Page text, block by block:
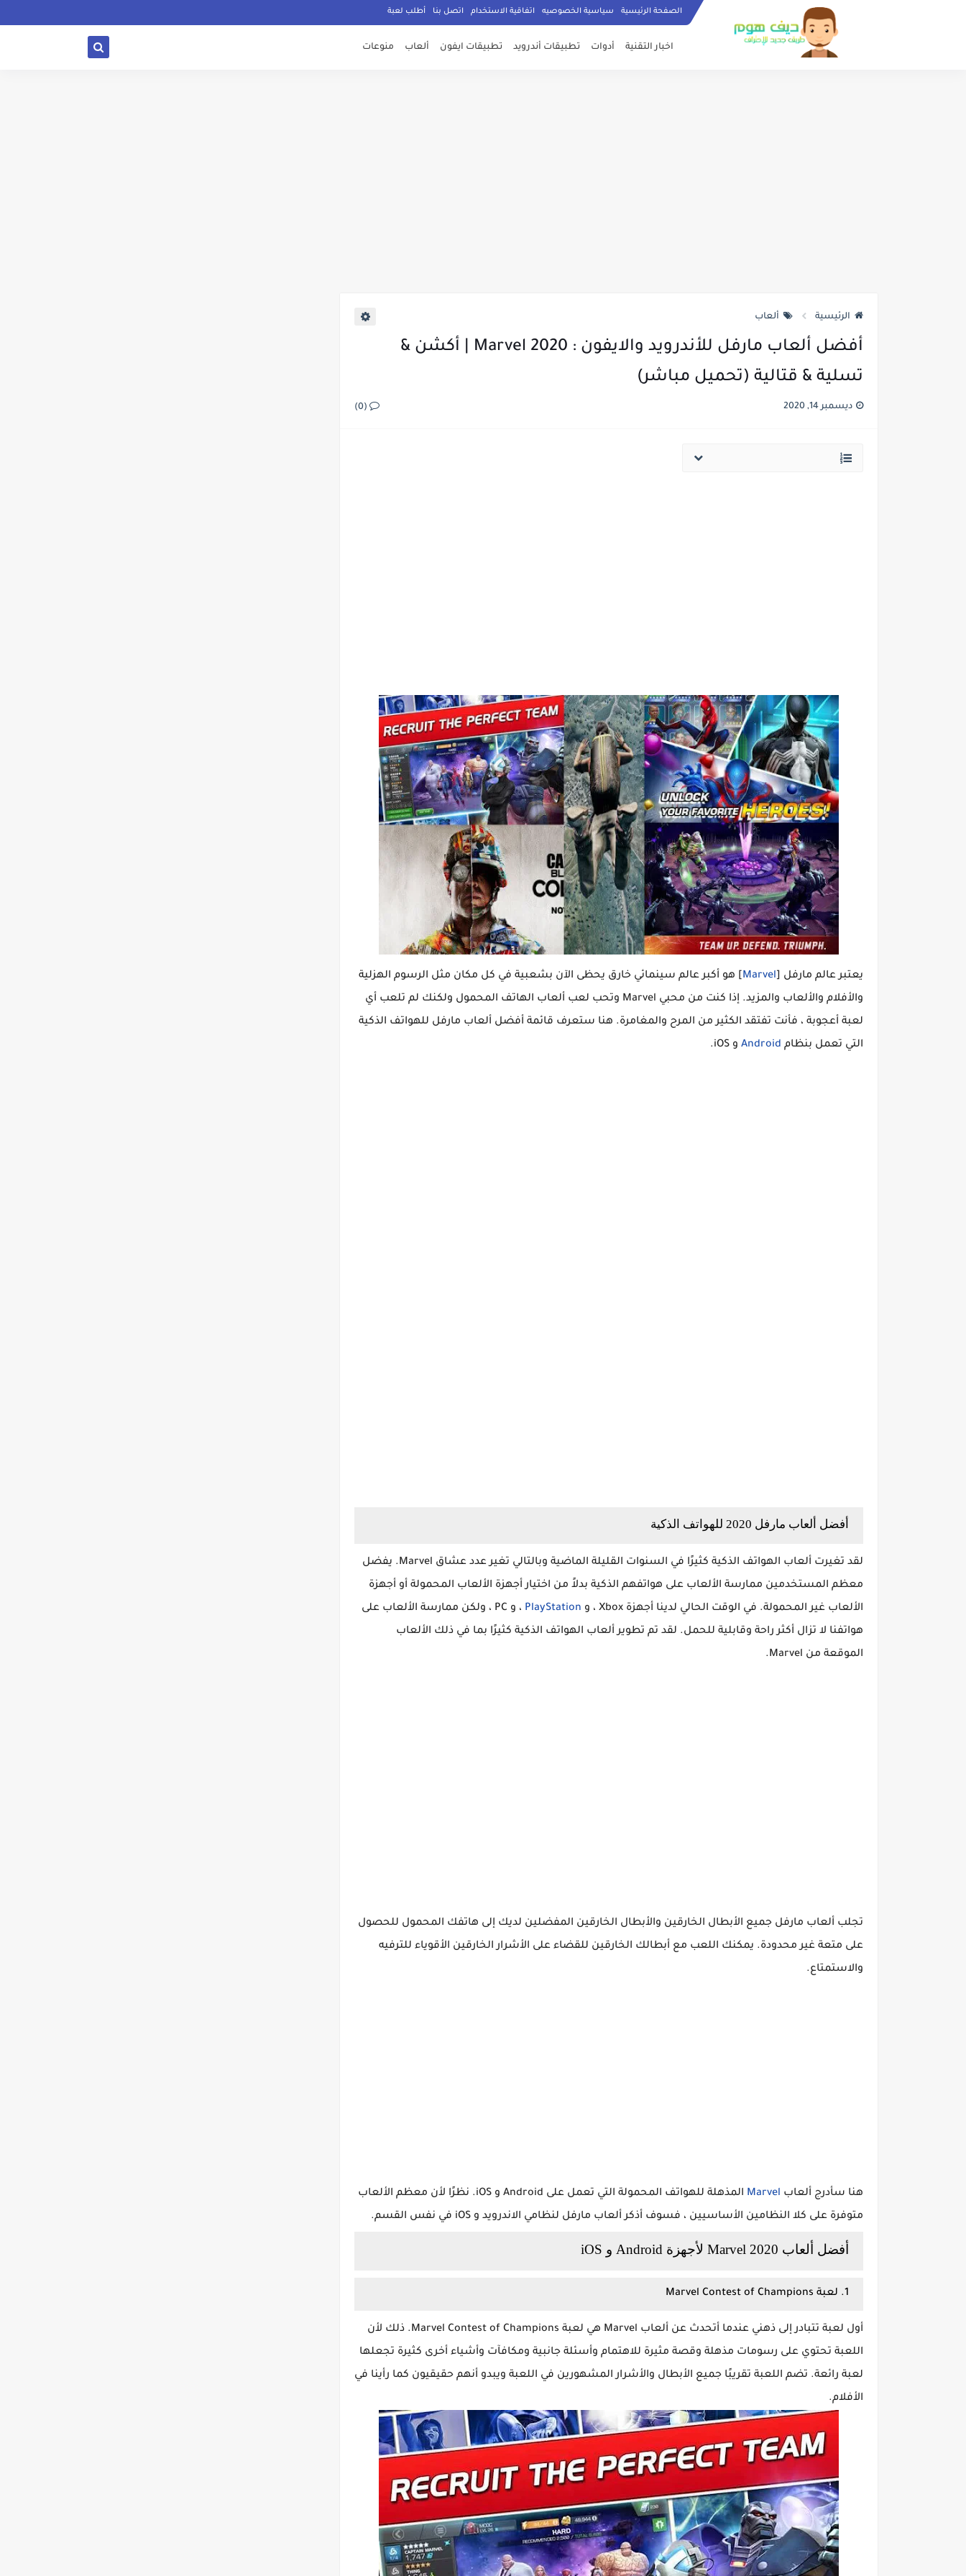
الصفحة الرئيسية سياسية الخصوصيه اتفاقية الاستخدام اتصل بنا أطلب لعبة
اخبار التقنية أدوات تطبيقات أندرويد تطبيقات ايفون ألعاب منوعات
الرئيسية ألعاب
أفضل ألعاب مارفل للأندرويد والايفون : Marvel 2020 | أكشن &
تسلية & قتالية (تحميل مباشر)
ديسمبر 14, 2020 (0)
يعتبر عالم مارفل [Marvel] هو أكبر عالم سينمائي خارق يحظى الآن بشعبية في كل مكان مثل الرسوم الهزلية
والأفلام والألعاب والمزيد. إذا كنت من محبي Marvel وتحب لعب ألعاب الهاتف المحمول ولكنك لم تلعب أي
لعبة أعجوبة ، فأنت تفتقد الكثير من المرح والمغامرة. هنا ستعرف قائمة أفضل ألعاب مارفل للهواتف الذكية
التي تعمل بنظام Android و iOS.
أفضل ألعاب مارفل 2020 للهواتف الذكية
لقد تغيرت ألعاب الهواتف الذكية كثيرًا في السنوات القليلة الماضية وبالتالي تغير عدد عشاق Marvel. يفضل
معظم المستخدمين ممارسة الألعاب على هواتفهم الذكية بدلاً من اختيار أجهزة الألعاب المحمولة أو أجهزة
الألعاب غير المحمولة. في الوقت الحالي لدينا أجهزة Xbox ، و
PlayStation
، و PC ، ولكن ممارسة الألعاب على
هواتفنا لا تزال أكثر راحة وقابلية للحمل. لقد تم تطوير ألعاب الهواتف الذكية كثيرًا بما في ذلك الألعاب
الموقعة من Marvel.
تجلب ألعاب مارفل جميع الأبطال الخارقين والأبطال الخارقين المفضلين لديك إلى هاتفك المحمول للحصول
على متعة غير محدودة. يمكنك اللعب مع أبطالك الخارقين للقضاء على الأشرار الخارقين الأقوياء للترفيه
والاستمتاع.
هنا سأدرج ألعاب Marvel
المذهلة للهواتف المحمولة التي تعمل على Android و iOS. نظرًا لأن معظم الألعاب
متوفرة على كلا النظامين الأساسيين ، فسوف أذكر ألعاب مارفل لنظامي الاندرويد و iOS في نفس القسم.
أفضل ألعاب Marvel 2020 لأجهزة Android و iOS
1. لعبة Marvel Contest of Champions
أول لعبة تتبادر إلى ذهني عندما أتحدث عن ألعاب Marvel هي لعبة Marvel Contest of Champions. ذلك لأن
اللعبة تحتوي على رسومات مذهلة وقصة مثيرة للاهتمام وأسئلة جانبية ومكافآت وأشياء أخرى كثيرة تجعلها
لعبة رائعة. تضم اللعبة تقريبًا جميع الأبطال والأشرار المشهورين في اللعبة ويبدو أنهم حقيقيون كما رأينا في
الأفلام.